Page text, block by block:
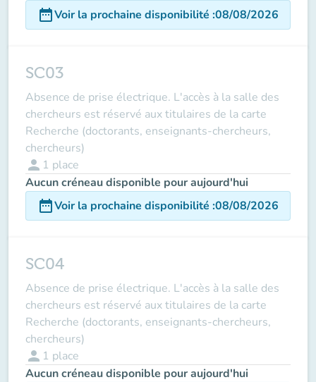
date_rangeVoir la prochaine disponibilité :08/08/2026
SC03
Absence de prise électrique. L'accès à la salle des
chercheurs est réservé aux titulaires de la carte
Recherche (doctorants, enseignants-chercheurs,
chercheurs)
person 1 place
Aucun créneau disponible pour aujourd'hui
date_rangeVoir la prochaine disponibilité :08/08/2026
SC04
Absence de prise électrique. L'accès à la salle des
chercheurs est réservé aux titulaires de la carte
Recherche (doctorants, enseignants-chercheurs,
chercheurs)
person 1 place
Aucun créneau disponible pour aujourd'hui